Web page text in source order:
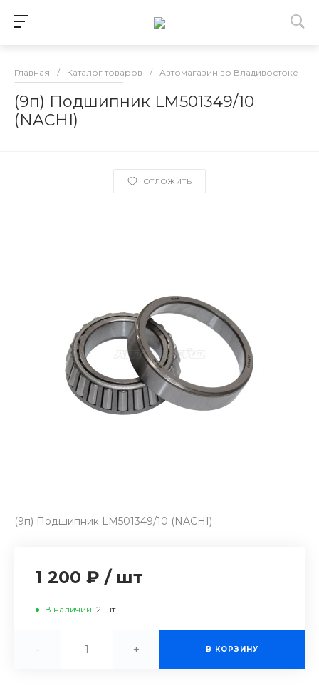
Главная / Каталог товаров / Автомагазин во Владивостоке
(9п) Подшипник LM501349/10
(NACHI)
ОТЛОЖИТЬ
(9п) Подшипник LM501349/10 (NACHI)
1 200 ₽ / шт
В наличии 2 шт
- + В КОРЗИНУ